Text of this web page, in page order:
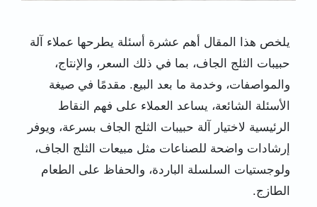
يلخص هذا المقال أهم عشرة أسئلة يطرحها عملاء آلة
حبيبات الثلج الجاف، بما في ذلك السعر، والإنتاج،
والمواصفات، وخدمة ما بعد البيع. مقدمًا في صيغة
الأسئلة الشائعة، يساعد العملاء على فهم النقاط
الرئيسية لاختيار آلة حبيبات الثلج الجاف بسرعة، ويوفر
إرشادات واضحة للصناعات مثل مبيعات الثلج الجاف،
ولوجستيات السلسلة الباردة، والحفاظ على الطعام
الطازج.